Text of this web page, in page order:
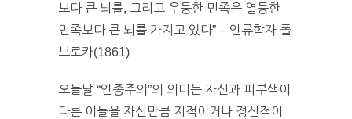
보다 큰 뇌를, 그리고 우등한 민족은 열등한
민족보다 큰 뇌를 가지고 있다” – 인류학자 폴
브로카(1861)
오늘날 “인종주의”의 의미는 자신과 피부색이
다른 이들을 자신만큼 지적이거나 정신적이